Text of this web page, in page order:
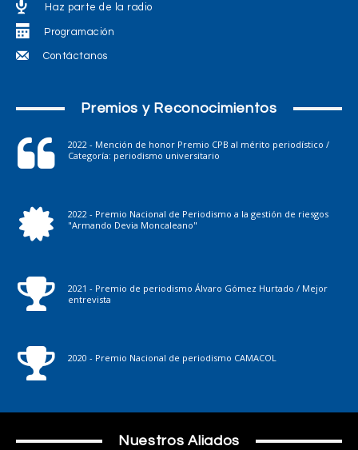
Haz parte de la radio
Programación
Contáctanos
Premios y Reconocimientos
2022 - Mención de honor Premio CPB al mérito periodístico /
Categoría: periodismo universitario
2022 - Premio Nacional de Periodismo a la gestión de riesgos
"Armando Devia Moncaleano"
2021 - Premio de periodismo Álvaro Gómez Hurtado / Mejor
entrevista
2020 - Premio Nacional de periodismo CAMACOL
Nuestros Aliados